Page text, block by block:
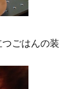
ごはんの装